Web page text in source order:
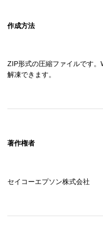
作成方法
ZIP形式の圧縮ファイルです
解凍できます。
著作権者
セイコーエプソン株式会社